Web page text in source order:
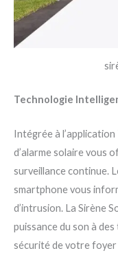
Technologie
Intégrée à
d’alarme solaire vous
surveillance continue.
smartphone vous
d’intrusion. La Sirène
puissance du son à
sécurité de votre